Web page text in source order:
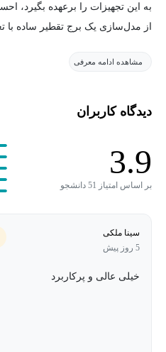
به این تجهیزات را برعهده بگیرد،
انتقال جرم و انرژی و سیالات
لذا باید برای حل این مشکل باید به
مهندس شیمی بدون توانایی
مشکل خواهد شد و از گردونه
عقب خواهد ماند. حتی در کارهای
در حال گسترش است و هر ساله
مشاهده ادامه معرفی
دیدگاه کاربران
3.9
بر اساس امتیاز 51 دانشجو
سینا ملکی
5 روز پیش
خیلی عالی و پرکاربرد